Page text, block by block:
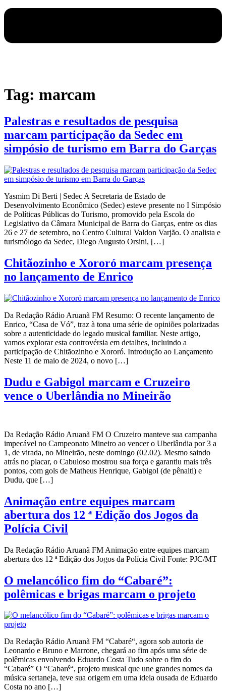
Tag: marcam
Palestras e resultados de pesquisa
marcam participação da Sedec em
simpósio de turismo em Barra do Garças
Yasmim Di Berti | Sedec A Secretaria de Estado de
Desenvolvimento Econômico (Sedec) esteve presente no I Simpósio
de Políticas Públicas do Turismo, promovido pela Escola do
Legislativo da Câmara Municipal de Barra do Garças, entre os dias
26 e 27 de setembro, no Centro Cultural Valdon Varjão. O analista e
turismólogo da Sedec, Diego Augusto Orsini, […]
Chitãozinho e Xororó marcam presença
no lançamento de Enrico
Da Redação Rádio Aruanã FM Resumo: O recente lançamento de
Enrico, “Casa de Vó”, traz à tona uma série de opiniões polarizadas
sobre a autenticidade do legado musical familiar. Neste artigo,
vamos explorar esta controvérsia em detalhes, incluindo a
participação de Chitãozinho e Xororó. Introdução ao Lançamento
Neste 11 de maio de 2024, o novo […]
Dudu e Gabigol marcam e Cruzeiro
vence o Uberlândia no Mineirão
Da Redação Rádio Aruanã FM O Cruzeiro manteve sua campanha
impecável no Campeonato Mineiro ao vencer o Uberlândia por 3 a
1, de virada, no Mineirão, neste domingo (02.02). Mesmo saindo
atrás no placar, o Cabuloso mostrou sua força e garantiu mais três
pontos, com gols de Matheus Henrique, Gabigol (de pênalti) e
Dudu, que […]
Animação entre equipes marcam
abertura dos 12 ª Edição dos Jogos da
Polícia Civil
Da Redação Rádio Aruanã FM Animação entre equipes marcam
abertura dos 12 ª Edição dos Jogos da Polícia Civil Fonte: PJC/MT
O melancólico fim do “Cabaré”:
polêmicas e brigas marcam o projeto
Da Redação Rádio Aruanã FM “Cabaré“, agora sob autoria de
Leonardo e Bruno e Marrone, chegará ao fim após uma série de
polêmicas envolvendo Eduardo Costa Tudo sobre o fim do
“Cabaré” O “Cabaré“, projeto musical que une grandes nomes da
música sertaneja, teve sua origem em uma ideia ousada de Eduardo
Costa no ano […]